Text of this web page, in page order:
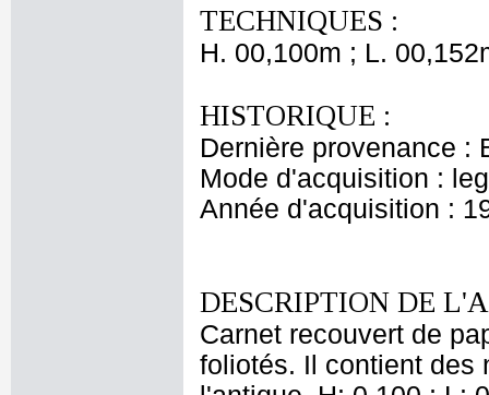
TECHNIQUES :
H. 00,100m ; L.
HISTORIQUE :
Dernière provenance :
Mode d'acquisition :
Année d'acquisition :
DESCRIPTION DE
Carnet recouvert de
foliotés. Il contient des